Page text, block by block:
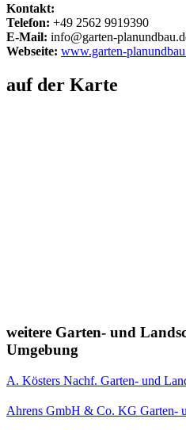
Kontakt:
Telefon: +49 2562 9919390
E-Mail: info@garten-
Webseite: www.garten-
auf der Karte
weitere Garten- und
Umgebung
A. Kösters Nachf. Garten- und
Ahrens GmbH & Co. KG Garten-